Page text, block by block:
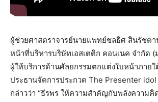
ผู้ช่วยศาสตราจารย์นายแพทย์ชลธิศ สินรัชต
หน้าที่บริหารบริษัทเอสเตติก คอนเนค จำกัด (
ผู้ให้บริการด้านศัลยกรรมตกแต่งใบหน้าภายใ
ประธานจัดการประกวด The Presenter
กล่าวว่า “ธีรพร ให้ความสำคัญกับพลังความคิ